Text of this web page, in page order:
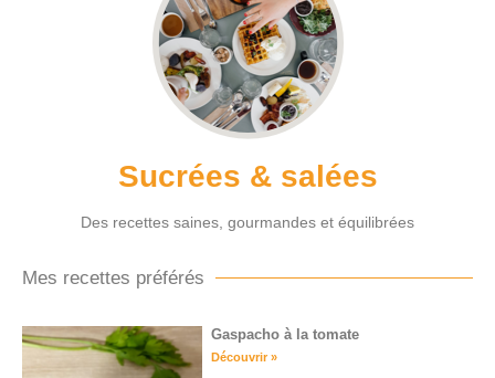
Sucrées & salées
Des recettes saines, gourmandes et équilibrées
Mes recettes préférés
Gaspacho à la tomate
Découvrir »